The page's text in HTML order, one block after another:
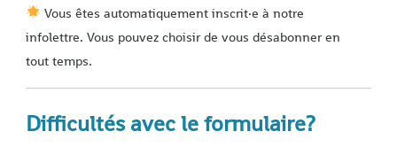
Vous êtes automatiquement inscrit·e à notre
infolettre. Vous pouvez choisir de vous désabonner en
tout temps.
Difficultés avec le formulaire?